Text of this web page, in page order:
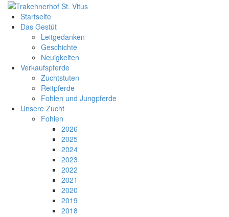
Startseite
Das Gestüt
Leitgedanken
Geschichte
Neuigkeiten
Verkaufspferde
Zuchtstuten
Reitpferde
Fohlen und Jungpferde
Unsere Zucht
Fohlen
2026
2025
2024
2023
2022
2021
2020
2019
2018